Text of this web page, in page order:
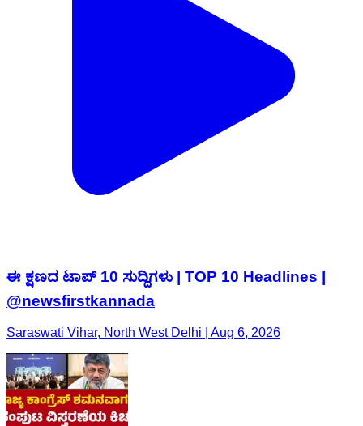
ಈ ಕ್ಷಣದ ಟಾಪ್​ 10​ ಸುದ್ದಿಗಳು | TOP 10 Headlines |
@newsfirstkannada
Saraswati Vihar, North West Delhi | Aug 6, 2026